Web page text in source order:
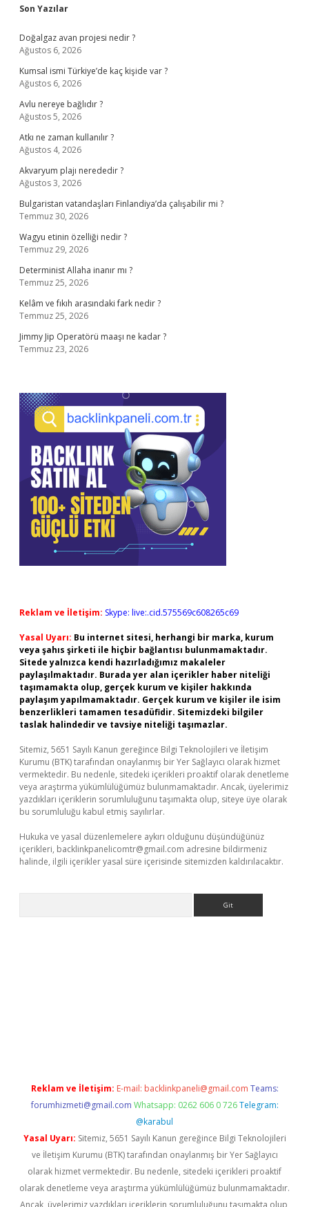
Sidebar
Son Yazılar
Doğalgaz avan projesi nedir ?
Ağustos 6, 2026
Kumsal ismi Türkiye’de kaç kişide var ?
Ağustos 6, 2026
Avlu nereye bağlıdır ?
Ağustos 5, 2026
Atkı ne zaman kullanılır ?
Ağustos 4, 2026
Akvaryum plajı nerededir ?
Ağustos 3, 2026
Bulgaristan vatandaşları Finlandiya’da çalışabilir mi ?
Temmuz 30, 2026
Wagyu etinin özelliği nedir ?
Temmuz 29, 2026
Determinist Allaha inanır mı ?
Temmuz 25, 2026
Kelâm ve fıkıh arasındaki fark nedir ?
Temmuz 25, 2026
Jimmy Jip Operatörü maaşı ne kadar ?
Temmuz 23, 2026
Reklam ve İletişim: Skype: live:.cid.575569c608265c69
Yasal Uyarı: Bu internet sitesi, herhangi bir marka, kurum
veya şahıs şirketi ile hiçbir bağlantısı bulunmamaktadır.
Sitede yalnızca kendi hazırladığımız makaleler
paylaşılmaktadır. Burada yer alan içerikler haber niteliği
taşımamakta olup, gerçek kurum ve kişiler hakkında
paylaşım yapılmamaktadır. Gerçek kurum ve kişiler ile isim
benzerlikleri tamamen tesadüfidir. Sitemizdeki bilgiler
taslak halindedir ve tavsiye niteliği taşımazlar.
Sitemiz, 5651 Sayılı Kanun gereğince Bilgi Teknolojileri ve İletişim
Kurumu (BTK) tarafından onaylanmış bir Yer Sağlayıcı olarak hizmet
vermektedir. Bu nedenle, sitedeki içerikleri proaktif olarak denetleme
veya araştırma yükümlülüğümüz bulunmamaktadır. Ancak, üyelerimiz
yazdıkları içeriklerin sorumluluğunu taşımakta olup, siteye üye olarak
bu sorumluluğu kabul etmiş sayılırlar.
Hukuka ve yasal düzenlemelere aykırı olduğunu düşündüğünüz
içerikleri, backlinkpanelicomtr@gmail.com adresine bildirmeniz
halinde, ilgili içerikler yasal süre içerisinde sitemizden kaldırılacaktır.
Reklam ve İletişim: E-mail: backlinkpaneli@gmail.com Teams:
forumhizmeti@gmail.com Whatsapp: 0262 606 0 726 Telegram:
@karabul
Yasal Uyarı: Sitemiz, 5651 Sayılı Kanun gereğince Bilgi Teknolojileri
ve İletişim Kurumu (BTK) tarafından onaylanmış bir Yer Sağlayıcı
olarak hizmet vermektedir. Bu nedenle, sitedeki içerikleri proaktif
olarak denetleme veya araştırma yükümlülüğümüz bulunmamaktadır.
Ancak, üyelerimiz yazdıkları içeriklerin sorumluluğunu taşımakta olup,